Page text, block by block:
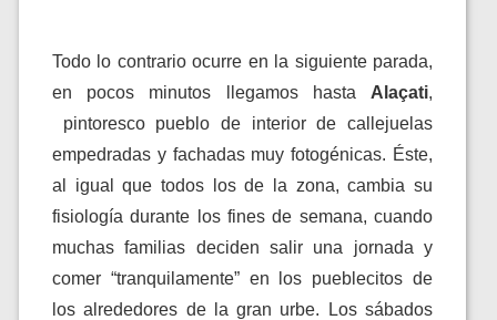
Todo lo contrario ocurre en la siguiente parada,
en pocos minutos llegamos hasta Alaçati,
pintoresco pueblo de interior de callejuelas
empedradas y fachadas muy fotogénicas. Éste,
al igual que todos los de la zona, cambia su
fisiología durante los fines de semana, cuando
muchas familias deciden salir una jornada y
comer “tranquilamente” en los pueblecitos de
los alrededores de la gran urbe. Los sábados